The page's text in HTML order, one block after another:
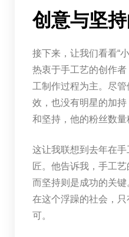
创意与坚
接下来，让我们看看“
热衷于手工艺的创作
工制作过程为主。尽
效，也没有明星的加
和坚持，他的粉丝数量
这让我联想到去年在
匠。他告诉我，手工
而坚持则是成功的关键
在这个浮躁的社会，
可。